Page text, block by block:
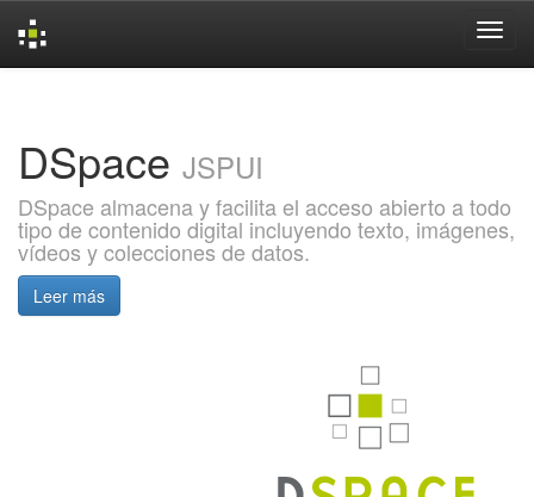
DSpace JSPUI
DSpace almacena y facilita el acceso abierto a todo
tipo de contenido digital incluyendo texto, imágenes,
vídeos y colecciones de datos.
Leer más